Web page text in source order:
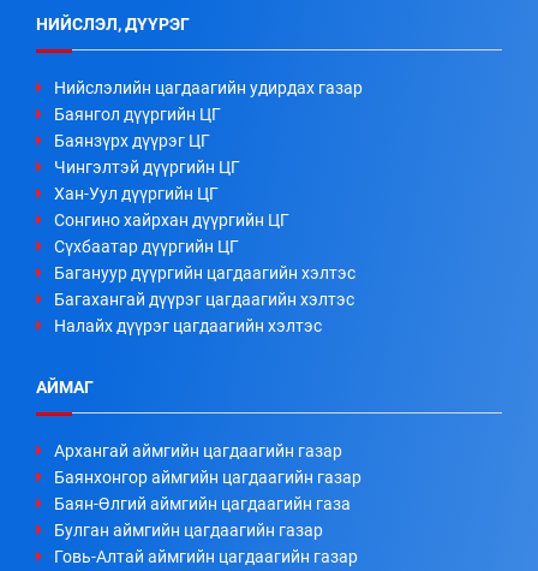
НИЙСЛЭЛ, ДҮҮРЭГ
Нийслэлийн цагдаагийн удирдах газар
Баянгол дүүргийн ЦГ
Баянзүрх дүүрэг ЦГ
Чингэлтэй дүүргийн ЦГ
Хан-Уул дүүргийн ЦГ
Сонгино хайрхан дүүргийн ЦГ
Сүхбаатар дүүргийн ЦГ
Багануур дүүргийн цагдаагийн хэлтэс
Багахангай дүүрэг цагдаагийн хэлтэс
Налайх дүүрэг цагдаагийн хэлтэс
АЙМАГ
Архангай аймгийн цагдаагийн газар
Баянхонгор аймгийн цагдаагийн газар
Баян-Өлгий аймгийн цагдаагийн газа
Булган аймгийн цагдаагийн газар
Говь-Алтай аймгийн цагдаагийн газар